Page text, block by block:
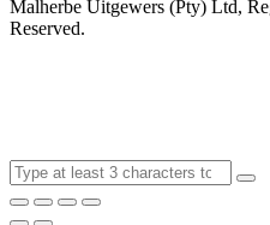
Malherbe Uitgewers (Pty) Ltd,
Reserved.